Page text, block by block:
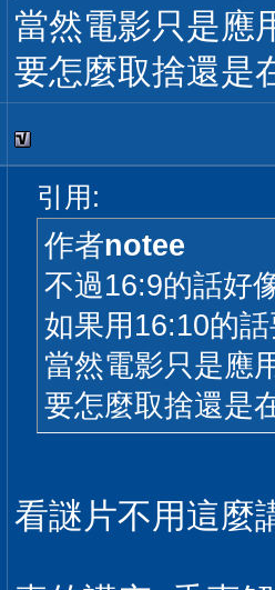
當然電影只是應
要怎麼取捨還是
引用:
作者notee
不過16:9的話好
如果用16:10的
當然電影只是應
要怎麼取捨還是
看謎片不用這麼